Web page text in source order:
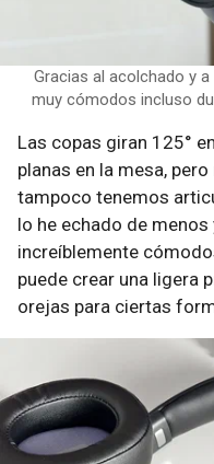
Gracias al acolchado y
muy cómodos incluso
Las copas giran 125°
planas en la mesa,
tampoco tenemos
lo he echado de
increíblemente
puede crear una ligera
orejas para ciertas